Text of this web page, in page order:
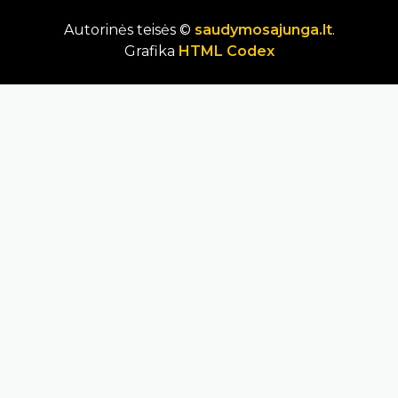
Autorinės teisės © saudymosajunga.lt.
Grafika HTML Codex